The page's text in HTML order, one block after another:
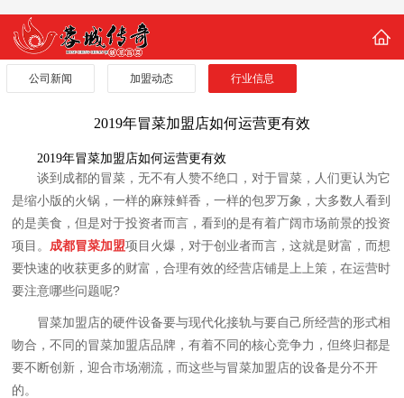
公司新闻 加盟动态 行业信息
2019年冒菜加盟店如何运营更有效
2019年冒菜加盟店如何运营更有效
谈到成都的冒菜，无不有人赞不绝口，对于冒菜，人们更认为它
是缩小版的火锅，一样的麻辣鲜香，一样的包罗万象，大多数人看到
的是美食，但是对于投资者而言，看到的是有着广阔市场前景的投资
项目。 成都冒菜加盟项目火爆，对于创业者而言，这就是财富，而想
要快速的收获更多的财富，合理有效的经营店铺是上上策，在运营时
要注意哪些问题呢?
冒菜加盟店的硬件设备要与现代化接轨与要自己所经营的形式相
吻合，不同的冒菜加盟店品牌，有着不同的核心竞争力，但终归都是
要不断创新，迎合市场潮流，而这些与冒菜加盟店的设备是分不开
的。